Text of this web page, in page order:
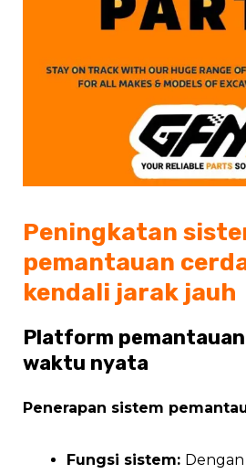
Peningkatan
pemantauan
kendali jarak jauh
Platform
waktu nyata
Penerapan sistem
Fungsi sistem: